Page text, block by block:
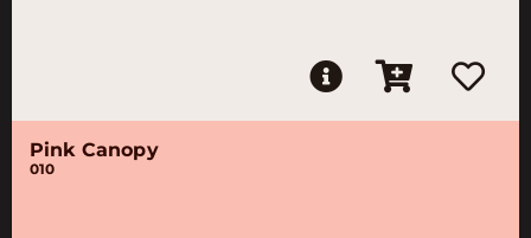
Pink Canopy
010